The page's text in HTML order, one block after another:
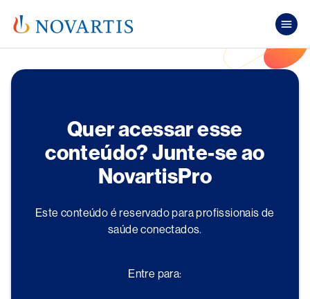
Quer acessar esse
conteúdo? Junte-se ao
NovartisPro
Este conteúdo é reservado para profissionais de
saúde conectados.
Entre para: